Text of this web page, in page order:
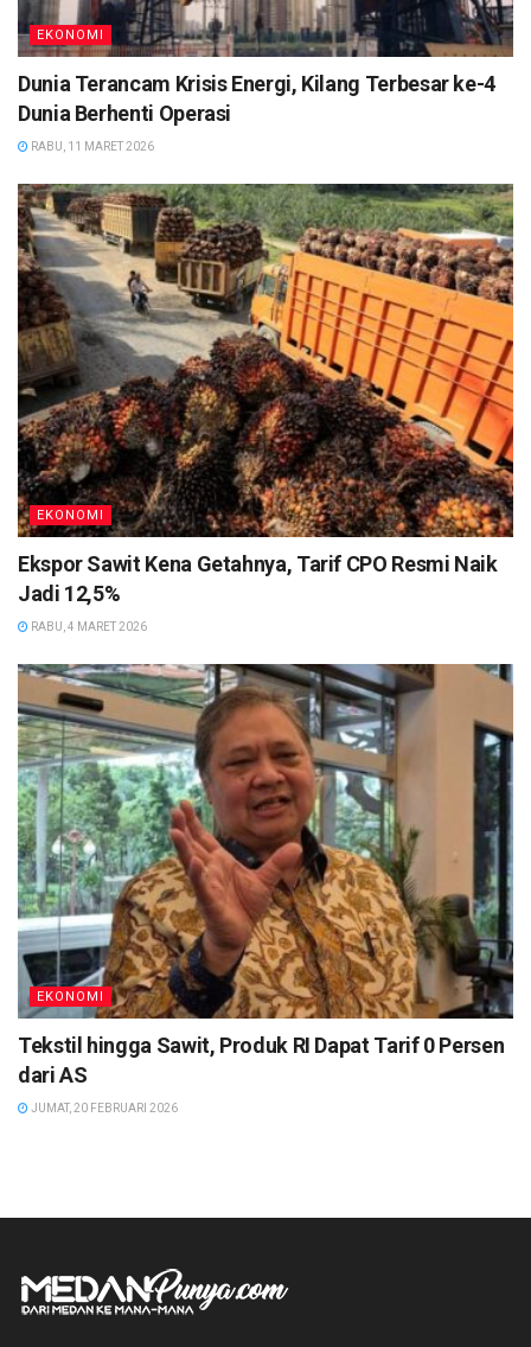
EKONOMI
Dunia Terancam Krisis Energi, Kilang Terbesar ke-4
Dunia Berhenti Operasi
RABU, 11 MARET 2026
EKONOMI
Ekspor Sawit Kena Getahnya, Tarif CPO Resmi Naik
Jadi 12,5%
RABU, 4 MARET 2026
EKONOMI
Tekstil hingga Sawit, Produk RI Dapat Tarif 0 Persen
dari AS
JUMAT, 20 FEBRUARI 2026